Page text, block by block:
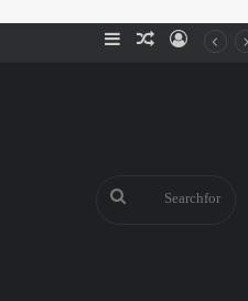
SidebarRandomLog
Search